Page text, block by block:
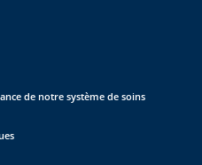
de notre système de soins